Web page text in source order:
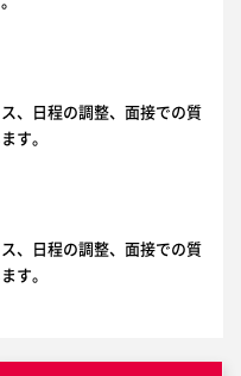
、日程の調整、面接での質
す。
、日程の調整、面接での質
す。